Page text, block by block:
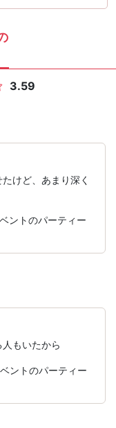
3.59
けど、あまり深く
ントのパーティー
もいたから
ントのパーティー